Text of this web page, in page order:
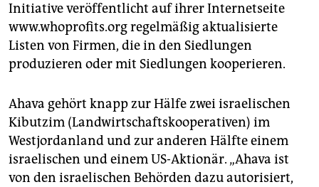
Initiative veröffentlicht auf ihrer Internetseite
www.whoprofits.org regelmäßig aktualisierte
Listen von Firmen, die in den Siedlungen
produzieren oder mit Siedlungen kooperieren.
Ahava gehört knapp zur Hälfe zwei israelischen
Kibutzim (Landwirtschaftskooperativen) im
Westjordanland und zur anderen Hälfte einem
israelischen und einem US-Aktionär. „Ahava ist
von den israelischen Behörden dazu autorisiert,